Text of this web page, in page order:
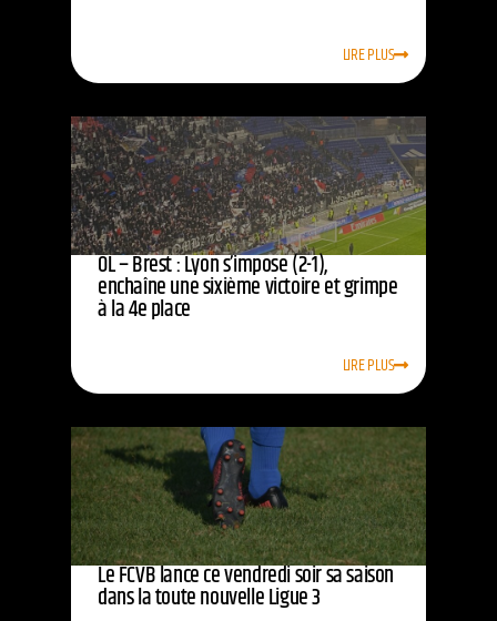
LIRE PLUS
OL – Brest : Lyon s’impose (2-1),
enchaîne une sixième victoire et grimpe
à la 4e place
LIRE PLUS
Le FCVB lance ce vendredi soir sa saison
dans la toute nouvelle Ligue 3